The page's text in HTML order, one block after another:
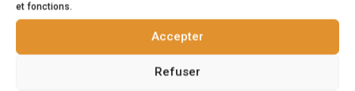
et fonctions.
Accepter
Refuser